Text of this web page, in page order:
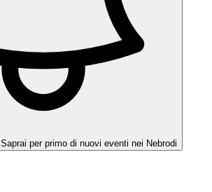
Saprai per primo di nuovi eventi nei Nebrodi